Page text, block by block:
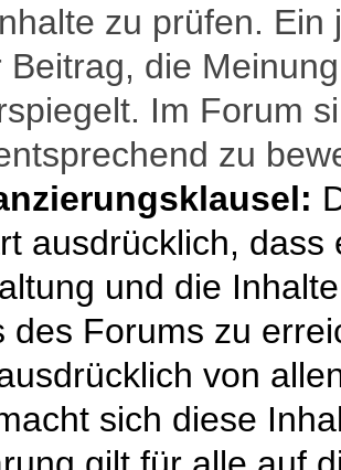
zu prüfen.
Beitrag, die
Im Forum
zu
ausdrücklich,
und die
des Forums zu
von
sich diese